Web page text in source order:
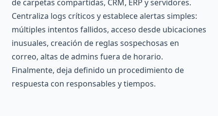
de carpetas compartidas, CRM, ERP y servidores.
Centraliza logs críticos y establece alertas simples:
múltiples intentos fallidos, acceso desde ubicaciones
inusuales, creación de reglas sospechosas en
correo, altas de admins fuera de horario.
Finalmente, deja definido un procedimiento de
respuesta con responsables y tiempos.